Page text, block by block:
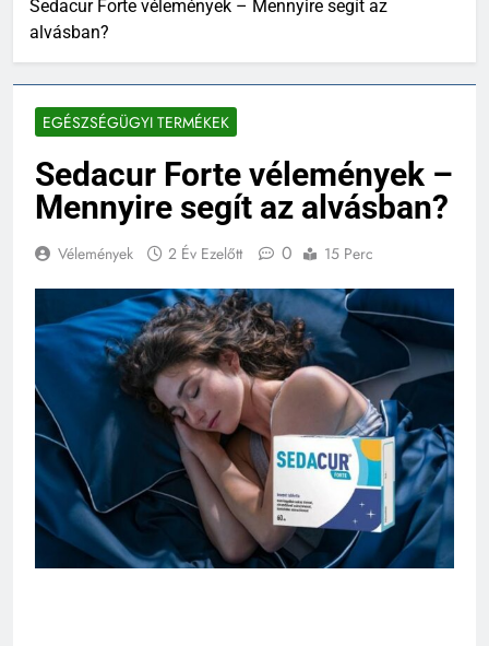
Sedacur Forte vélemények – Mennyire segít az
alvásban?
EGÉSZSÉGÜGYI TERMÉKEK
Sedacur Forte vélemények –
Mennyire segít az alvásban?
Vélemények 2 Év Ezelőtt 0 15 Perc